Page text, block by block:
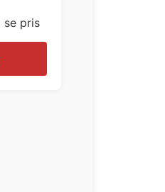
se pris